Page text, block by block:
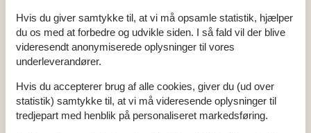
Støvsuger
Vand inkl.
El artikler
1 TV
Internet (trådløst)
I nærheden
Hvis du giver samtykke til, at vi må opsamle statistik, hjælper
du os med at forbedre og udvikle siden. I så fald vil der blive
videresendt anonymiserede oplysninger til vores
underleverandører.
Hvis du accepterer brug af alle cookies, giver du (ud over
statistik) samtykke til, at vi må videresende oplysninger til
tredjepart med henblik på personaliseret markedsføring.